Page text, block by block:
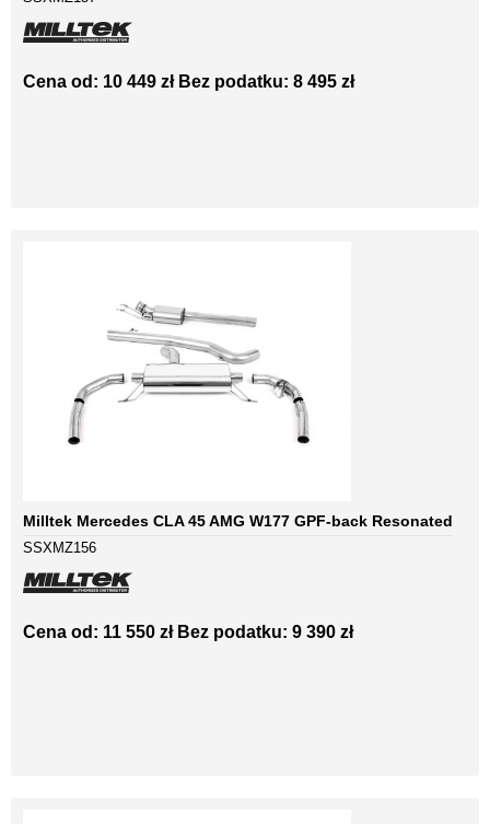
Cena od: 10 449 zł Bez podatku: 8 495 zł
Milltek Mercedes CLA 45 AMG W177 GPF-back Resonated
SSXMZ156
Cena od: 11 550 zł Bez podatku: 9 390 zł